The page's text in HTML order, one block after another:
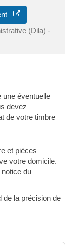
(Dila) -
une éventuelle
devez
de votre timbre
et pièces
votre domicile.
du
de la précision de